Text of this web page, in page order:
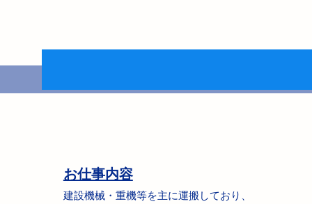
お仕事内容
建設機械・重機等を主に運搬しており、